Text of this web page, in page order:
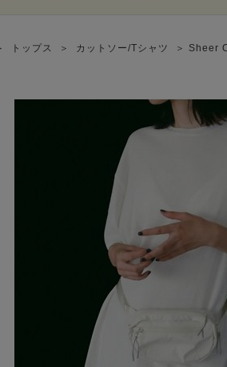
トップス ＞ カットソー/Tシャツ ＞ Sheer